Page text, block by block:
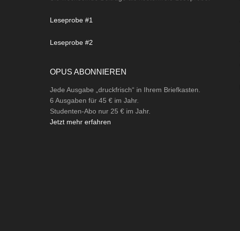
Leseprobe #1
Leseprobe #2
OPUS ABONNIEREN
Jede Ausgabe „druckfrisch“ in Ihrem Briefkasten.
6 Ausgaben für 45 € im Jahr.
Studenten-Abo nur 25 € im Jahr.
Jetzt mehr erfahren